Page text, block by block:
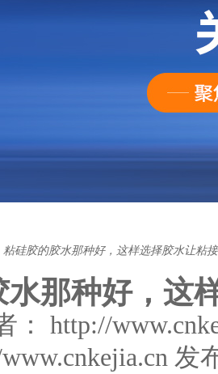
粘硅胶的胶水那种好，这样选择胶水让粘
那种好，这
： http://
发